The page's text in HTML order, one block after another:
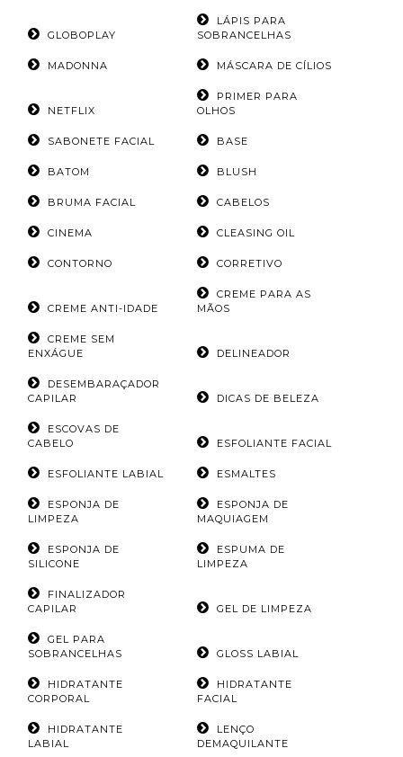
GLOBOPLAY
LÁPIS PARA
SOBRANCELHAS
MADONNA MÁSCARA DE CÍLIOS
NETFLIX
PRIMER PARA
OLHOS
SABONETE FACIAL BASE
BATOM BLUSH
BRUMA FACIAL CABELOS
CINEMA CLEASING OIL
CONTORNO CORRETIVO
CREME ANTI-IDADE
CREME PARA AS
MÃOS
CREME SEM
ENXÁGUE
DELINEADOR
DESEMBARAÇADOR
CAPILAR
DICAS DE BELEZA
ESCOVAS DE
CABELO
ESFOLIANTE FACIAL
ESFOLIANTE LABIAL ESMALTES
ESPONJA DE
LIMPEZA
ESPONJA DE
MAQUIAGEM
ESPONJA DE
SILICONE
ESPUMA DE
LIMPEZA
FINALIZADOR
CAPILAR
GEL DE LIMPEZA
GEL PARA
SOBRANCELHAS
GLOSS LABIAL
HIDRATANTE
CORPORAL
HIDRATANTE
FACIAL
HIDRATANTE
LABIAL
LENÇO
DEMAQUILANTE